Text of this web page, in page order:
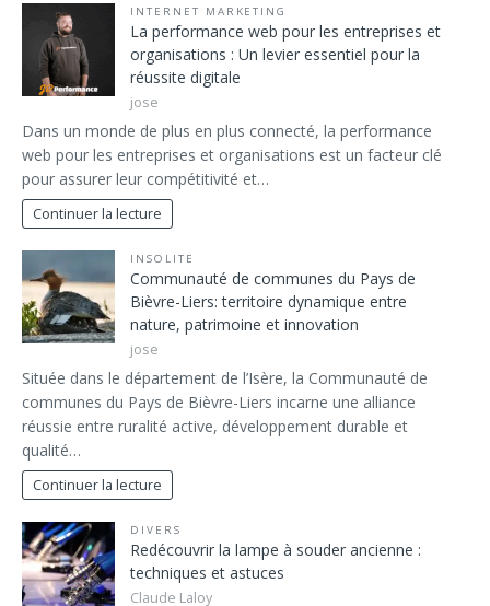
INTERNET MARKETING
La performance web pour les entreprises et
organisations : Un levier essentiel pour la
réussite digitale
jose
Dans un monde de plus en plus connecté, la performance
web pour les entreprises et organisations est un facteur clé
pour assurer leur compétitivité et…
Continuer la lecture
INSOLITE
Communauté de communes du Pays de
Bièvre-Liers: territoire dynamique entre
nature, patrimoine et innovation
jose
Située dans le département de l’Isère, la Communauté de
communes du Pays de Bièvre-Liers incarne une alliance
réussie entre ruralité active, développement durable et
qualité…
Continuer la lecture
DIVERS
Redécouvrir la lampe à souder ancienne :
techniques et astuces
Claude Laloy